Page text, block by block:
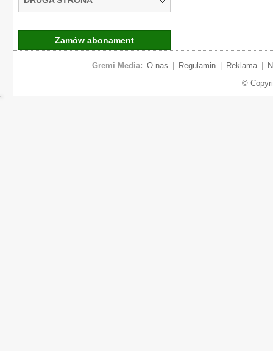
Zamów abonament
Gremi Media: O nas Regulamin Reklama
©